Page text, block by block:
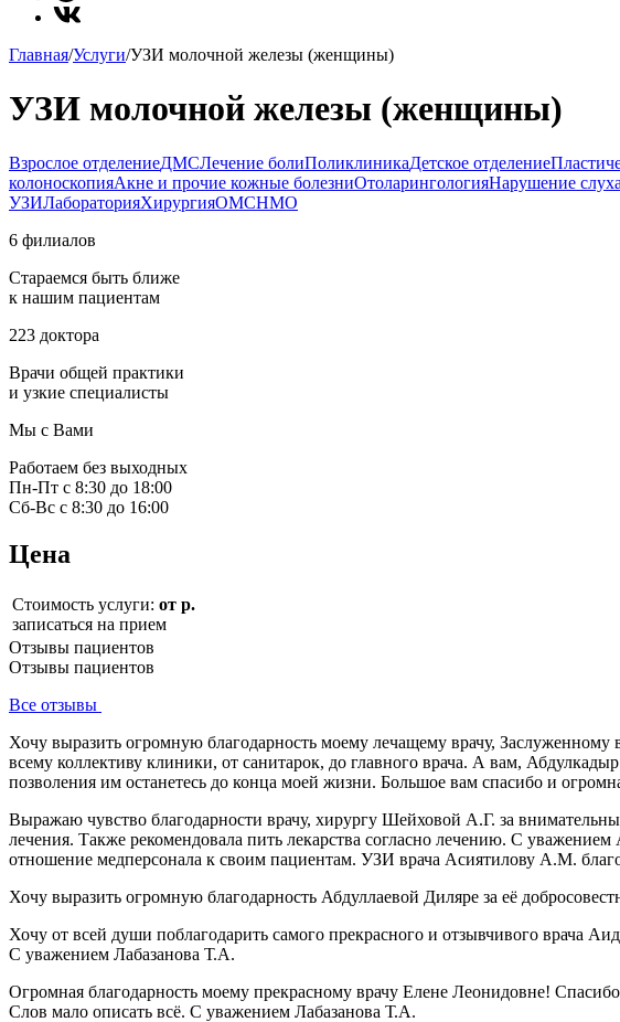
Главная/Услуги/УЗИ молочной железы (женщины)
УЗИ молочной железы (женщины)
Взрослое отделениеДМСЛечение болиПоликлиникаДетское отделение
колоноскопияАкне и прочие кожные болезниОтоларингологияНарушение
УЗИЛабораторияХирургияОМСНМО
6 филиалов
Стараемся быть ближе
к нашим пациентам
223 доктора
Врачи общей практики
и узкие специалисты
Мы с Вами
Работаем без выходных
Пн-Пт с 8:30 до 18:00
Сб-Вс с 8:30 до 16:00
Цена
Стоимость услуги: от р.
записаться на прием
Отзывы пациентов
Отзывы пациентов
Все отзывы
Хочу выразить огромную благодарность моему лечащему врачу,
всему коллективу клиники, от санитарок, до главного врача. А вам,
позволения им останетесь до конца моей жизни. Большое вам спасибо и
Выражаю чувство благодарности врачу, хирургу Шейховой А.Г. за
лечения. Также рекомендовала пить лекарства согласно лечению. С
отношение медперсонала к своим пациентам. УЗИ врача Асиятилову А.М.
Хочу выразить огромную благодарность Абдуллаевой Диляре за её
Хочу от всей души поблагодарить самого прекрасного и отзывчивого врача
С уважением Лабазанова Т.А.
Огромная благодарность моему прекрасному врачу Елене Леонидовне!
Слов мало описать всё. С уважением Лабазанова Т.А.